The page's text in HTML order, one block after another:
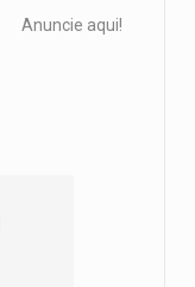
Anuncie aqui!